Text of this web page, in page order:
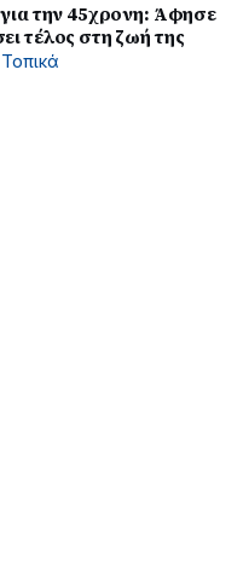
την 45χρονη: Άφησε
τέλος στη ζωή της
Τοπικά